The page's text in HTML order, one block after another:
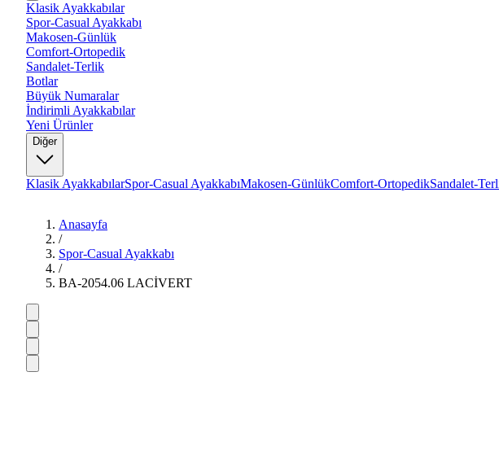
Klasik Ayakkabılar
Spor-Casual Ayakkabı
Makosen-Günlük
Comfort-Ortopedik
Sandalet-Terlik
Botlar
Büyük Numaralar
İndirimli Ayakkabılar
Yeni Ürünler
Diğer
Klasik AyakkabılarSpor-Casual AyakkabıMakosen-GünlükComfort-OrtopedikSandalet-
Anasayfa
/
Spor-Casual Ayakkabı
/
BA-2054.06 LACİVERT